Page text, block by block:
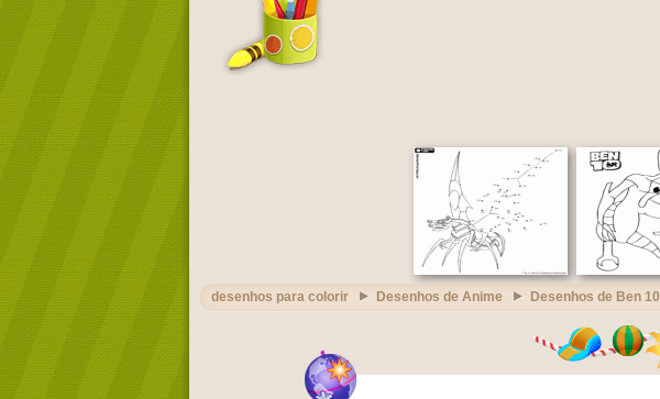
desenhos para colorir Desenhos de Anime Desenhos de Ben 10